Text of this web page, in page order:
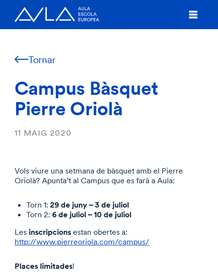
Tornar
Campus Bàsquet
Pierre Oriolà
11 MAIG 2020
Vols viure una setmana de bàsquet amb el Pierre
Oriolà? Apunta’t al Campus que es farà a Aula:
Torn 1: 29 de juny – 3 de juliol
Torn 2: 6 de juliol – 10 de juliol
Les inscripcions estan obertes a:
http://www.pierreoriola.com/campus/
Places limitades!